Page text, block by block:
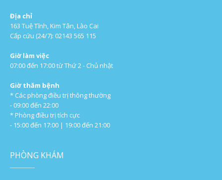
Địa chỉ
163 Tuệ Tĩnh, Kim Tân, Lào Cai
Cấp cứu (24/7): 02143 565 115
Giờ làm việc
07:00 đến 17:00 từ Thứ 2 - Chủ nhật
Giờ thăm bệnh
* Các phòng điều trị thông thường
- 09:00 đến 22:00
* Phòng điều trị tích cực
- 15:00 đến 17:00 | 19:00 đến 21:00
PHÒNG KHÁM